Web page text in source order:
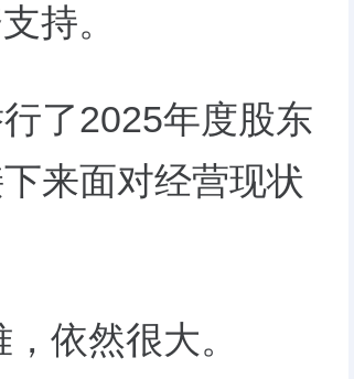
持。
了2025年度股东
来面对经营现状
依然很大。